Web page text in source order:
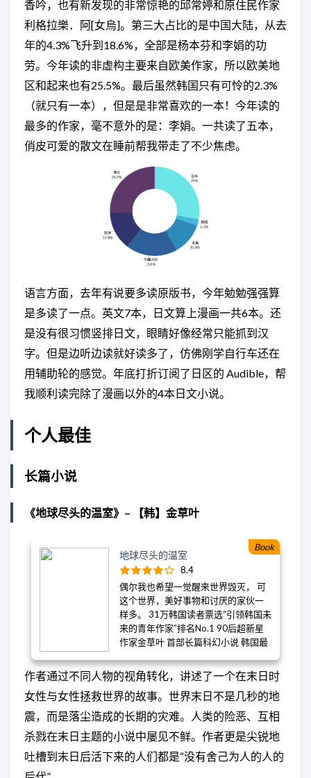
香吟，也有新发现的非常惊艳的邱常婷和原住民作家
利格拉樂．阿[女烏]。第三大占比的是中国大陆，从去
年的4.3%飞升到18.6%，全部是杨本芬和李娟的功
劳。今年读的非虚构主要来自欧美作家，所以欧美地
区和起来也有25.5%。最后虽然韩国只有可怜的2.3%
（就只有一本），但是是非常喜欢的一本！今年读的
最多的作家，毫不意外的是：李娟。一共读了五本，
俏皮可爱的散文在睡前帮我带走了不少焦虑。
语言方面，去年有说要多读原版书，今年勉勉强强算
是多读了一点。英文7本，日文算上漫画一共6本。还
是没有很习惯竖排日文，眼睛好像经常只能抓到汉
字。但是边听边读就好读多了，仿佛刚学自行车还在
用辅助轮的感觉。年底打折订阅了日区的 Audible，帮
我顺利读完除了漫画以外的4本日文小说。
个人最佳
长篇小说
《地球尽头的温室》– 【韩】金草叶
地球尽头的温室
8.4
偶尔我也希望一觉醒来世界毁灭， 可
这个世界，美好事物和讨厌的家伙一
样多。 31万韩国读者票选“引领韩国未
来的青年作家”排名No.1 90后超新星
作家金草叶 首部长篇科幻小说 韩国最
一次，女孩们成为英雄和主角，以植
物的力量改变世 界！ - -----------------
--------- 由于气候恶化，极端天气频
发，地球进入“落尘时代”，熟悉的动植
物一一灭绝。 人类的体质也发生改
变。一类对粉尘产生抗体，遭到抓捕
和买卖。另一类成为半人半机器，被
Book
作者通过不同人物的视角转化，讲述了一个在末日时
女性与女性拯救世界的故事。世界末日不是几秒的地
震，而是落尘造成的长期的灾难。人类的险恶、互相
杀戮在末日主题的小说中屡见不鲜。作者更是尖锐地
吐槽到末日后活下来的人们都是“没有舍己为人的人的